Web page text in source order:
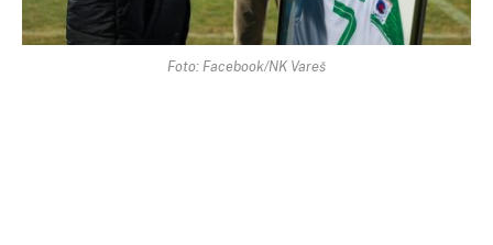
Foto: Facebook/NK Vareš